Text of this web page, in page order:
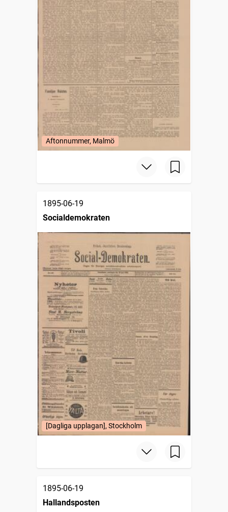
Aftonnummer, Malmö
1895-06-19
Socialdemokraten
[Dagliga upplagan], Stockholm
1895-06-19
Hallandsposten